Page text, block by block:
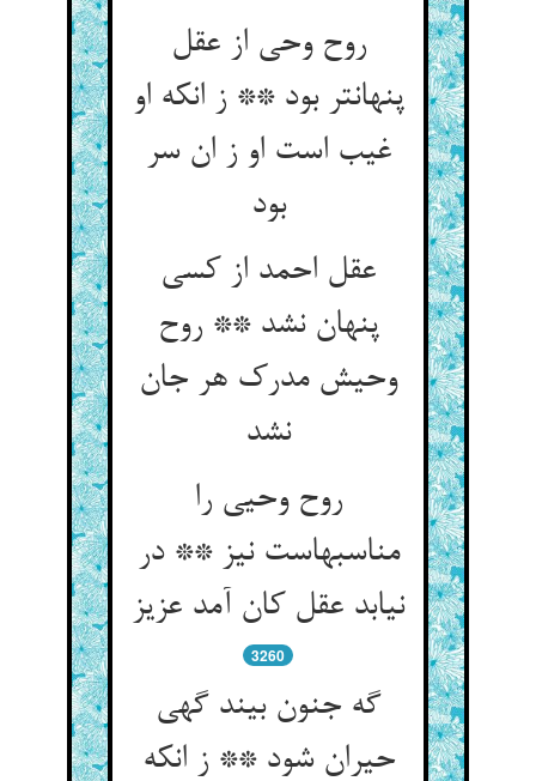
روح وحی از عقل
پنهان‏تر بود ** ز انکه او
غیب است او ز ان سر
بود
عقل احمد از کسی
پنهان نشد ** روح
وحیش مدرک هر جان
نشد
روح وحیی را
مناسبهاست نیز ** در
نیابد عقل کان آمد عزیز
3260
گه جنون بیند گهی
حیران شود ** ز انکه